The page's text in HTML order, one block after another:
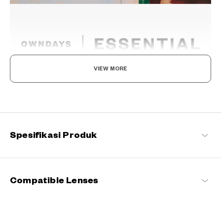
Norma Baru, Menemukan Kegembiraan dalam
kualitas, seri khas OWNDAYS ini dirancang untuk membuat
VIEW MORE
Spesifikasi Produk
Compatible Lenses